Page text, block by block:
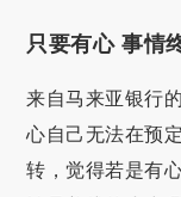
只要有心 事情
来自马来亚银行
心自己无法在预
转，觉得若是有